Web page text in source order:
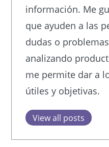
información. Me
que ayuden a las
dudas o
analizando
me permite dar a
útiles y objetivas.
View all posts